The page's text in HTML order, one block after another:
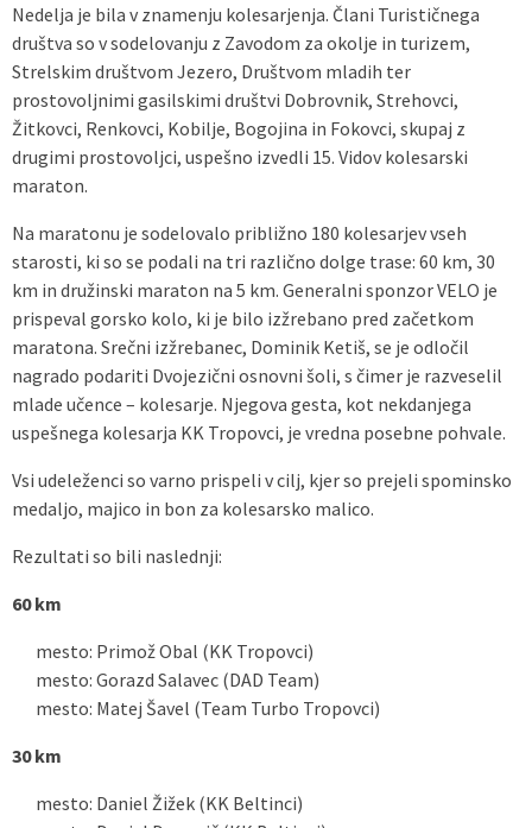
Nedelja je bila v znamenju kolesarjenja. Člani Turističnega
društva so v sodelovanju z Zavodom za okolje in turizem,
Strelskim društvom Jezero, Društvom mladih ter
prostovoljnimi gasilskimi društvi Dobrovnik, Strehovci,
Žitkovci, Renkovci, Kobilje, Bogojina in Fokovci, skupaj z
drugimi prostovoljci, uspešno izvedli 15. Vidov kolesarski
maraton.
Na maratonu je sodelovalo približno 180 kolesarjev vseh
starosti, ki so se podali na tri različno dolge trase: 60 km, 30
km in družinski maraton na 5 km. Generalni sponzor VELO je
prispeval gorsko kolo, ki je bilo izžrebano pred začetkom
maratona. Srečni izžrebanec, Dominik Ketiš, se je odločil
nagrado podariti Dvojezični osnovni šoli, s čimer je razveselil
mlade učence – kolesarje. Njegova gesta, kot nekdanjega
uspešnega kolesarja KK Tropovci, je vredna posebne pohvale.
Vsi udeleženci so varno prispeli v cilj, kjer so prejeli spominsko
medaljo, majico in bon za kolesarsko malico.
Rezultati so bili naslednji:
60 km
mesto: Primož Obal (KK Tropovci)
mesto: Gorazd Salavec (DAD Team)
mesto: Matej Šavel (Team Turbo Tropovci)
30 km
mesto: Daniel Žižek (KK Beltinci)